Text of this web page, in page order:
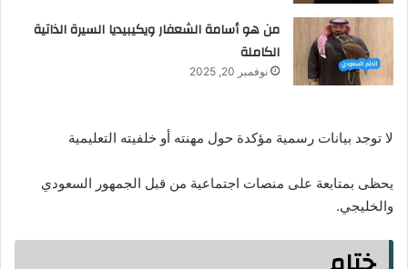
من هو أسامة الشعفار ويكيبيديا السيرة الذاتية
الكاملة
نوفمبر 20, 2025
لا توجد بيانات رسمية مؤكدة حول مهنته أو خلفيته التعليمية
يحظى بمتابعة على منصات اجتماعية من قبل الجمهور السعودي
والخليجي.